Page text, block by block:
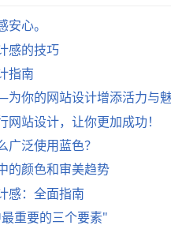
心。
感的技巧
指南
你的网站设计增添活力与
网站设计，让你更加成功！
广泛使用蓝色？
的颜色和审美趋势
感：全面指南
重要的三个要素"